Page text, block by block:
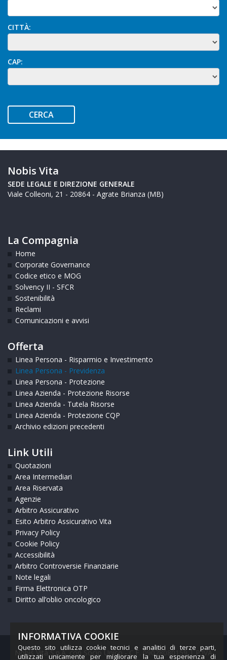
CITTÀ:
CAP:
CERCA
Nobis Vita
SEDE LEGALE E DIREZIONE GENERALE
Viale Colleoni, 21 - 20864 - Agrate Brianza (MB)
La Compagnia
Home
Corporate Governance
Codice etico e MOG
Solvency II - SFCR
Sostenibilità
Reclami
Comunicazioni e avvisi
Offerta
Linea Persona - Risparmio e Investimento
Linea Persona - Previdenza
Linea Persona - Protezione
Linea Azienda - Protezione Risorse
Linea Azienda - Tutela Risorse
Linea Azienda - Protezione CQP
Archivio edizioni precedenti
Link Utili
Quotazioni
Area Intermediari
Area Riservata
Agenzie
Arbitro Assicurativo
Esito Arbitro Assicurativo Vita
Privacy Policy
Cookie Policy
Accessibilità
Arbitro Controversie Finanziarie
Note legali
Firma Elettronica OTP
Diritto all’oblio oncologico
Nobis Vita S.p.A. con Socio Unico - C.F. 09028080159 | P.IVA
INFORMATIVA COOKIE
Questo sito utilizza cookie tecnici e analitici di terze parti,
utilizzati unicamente per migliorare la tua esperienza di